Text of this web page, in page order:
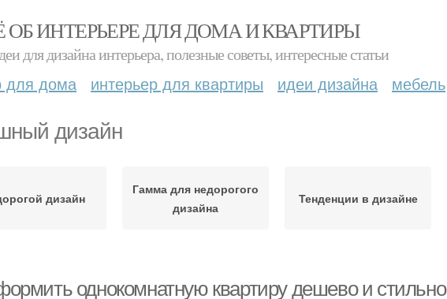
ОБ ИНТЕРЬЕРЕ ДЛЯ ДОМА И КВАРТИРЫ
для дизайна интерьера, полезные советы, интересные статьи
для дома интерьер для квартиры идеи дизайна мебель
дизайн
дизайн
Гамма для недорогого
дизайна
Тенденции в дизайне
однокомнатную квартиру дешево и стильно